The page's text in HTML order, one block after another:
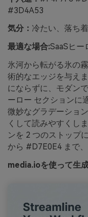
#3D4A53
気分： 冷たい、落ち
最適な場合:SaaSヒー
氷河から転がる氷の
術的なエッジを与え
にならずに、モダン
ーロー セクションに
微妙なグラデーショ
くして読みやすくし
ンを 2 つのストップ
から #D7E0E4 まで
media.ioを使って生